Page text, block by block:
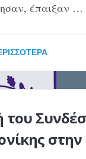
έπαιξαν …
του
στην